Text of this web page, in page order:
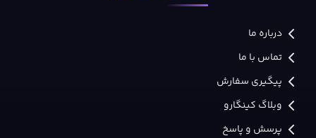
درباره ما
تماس با ما
پیگیری سفارش
وبلاگ کینگارو
پرسش و پاسخ